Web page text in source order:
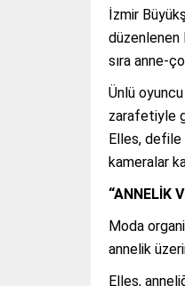
İzmir
düzenlenen
sıra anne-
Ünlü
zarafetiyle
Elles, defile
kameralar
“ANNELİK
Moda
annelik
Elles,